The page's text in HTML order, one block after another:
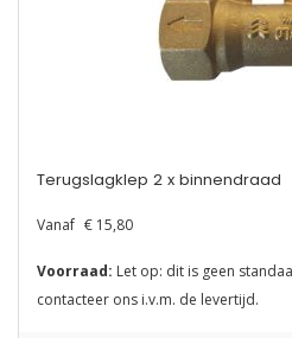
Terugslagklep 2 x binnendraad
Vanaf € 15,80
Voorraad: Let op: dit is geen
contacteer ons i.v.m. de levertijd.